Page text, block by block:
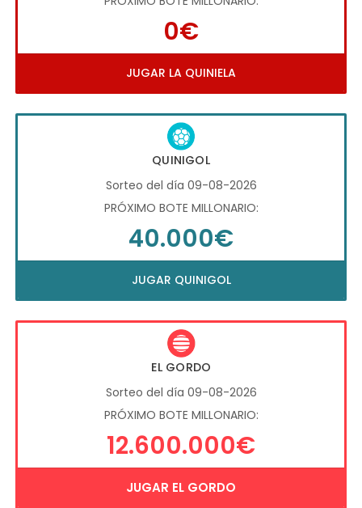
0€
JUGAR LA QUINIELA
QUINIGOL
Sorteo del día 09-08-2026
PRÓXIMO BOTE MILLONARIO:
40.000€
JUGAR QUINIGOL
EL GORDO
Sorteo del día 09-08-2026
PRÓXIMO BOTE MILLONARIO:
12.600.000€
JUGAR EL GORDO